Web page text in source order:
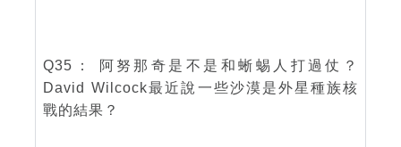
Q35： 阿努那奇是不是和蜥蜴人打過仗？
David Wilcock最近說一些沙漠是外星種族核
戰的結果？